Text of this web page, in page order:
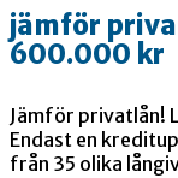
jämför
600.000 kr
Jämför privatlån!
Endast en
från 35 olika